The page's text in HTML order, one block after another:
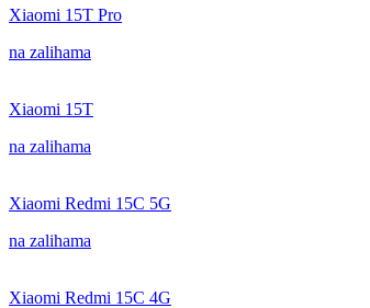
Xiaomi 15T Pro
na zalihama
Xiaomi 15T
na zalihama
Xiaomi Redmi 15C 5G
na zalihama
Xiaomi Redmi 15C 4G